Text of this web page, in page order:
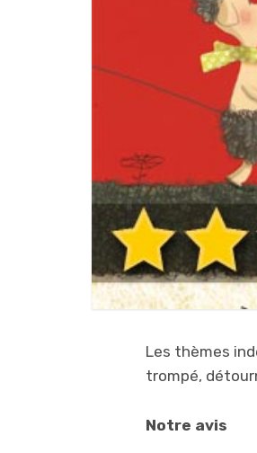
Les thèmes
trompé,
Notre avis